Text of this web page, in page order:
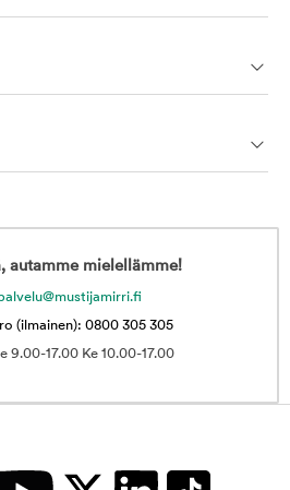
autamme mielellämme!
(ilmainen): 0800 305 305
9.00-17.00 Ke 10.00-17.00